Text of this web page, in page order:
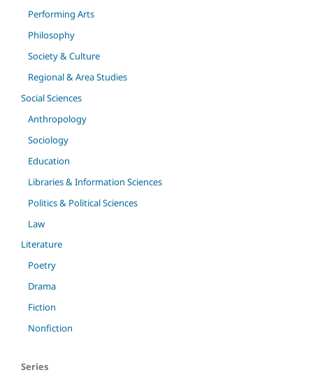
Performing Arts
Philosophy
Society & Culture
Regional & Area Studies
Social Sciences
Anthropology
Sociology
Education
Libraries & Information Sciences
Politics & Political Sciences
Law
Literature
Poetry
Drama
Fiction
Nonfiction
Series